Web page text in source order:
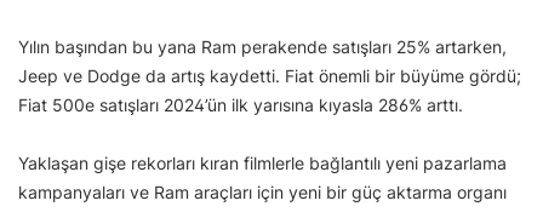
Yılın başından bu yana Ram perakende satışları 25% artarken,
Jeep ve Dodge da artış kaydetti. Fiat önemli bir büyüme gördü;
Fiat 500e satışları 2024’ün ilk yarısına kıyasla 286% arttı.
Yaklaşan gişe rekorları kıran filmlerle bağlantılı yeni pazarlama
kampanyaları ve Ram araçları için yeni bir güç aktarma organı